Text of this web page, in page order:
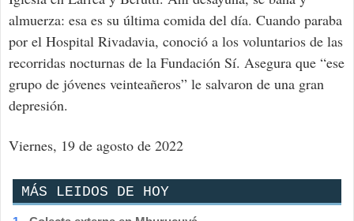
almuerza: esa es su última comida del día. Cuando paraba
por el Hospital Rivadavia, conoció a los voluntarios de las
recorridas nocturnas de la Fundación Sí. Asegura que “ese
grupo de jóvenes veinteañeros” le salvaron de una gran
depresión.
Viernes, 19 de agosto de 2022
MÁS LEIDOS DE HOY